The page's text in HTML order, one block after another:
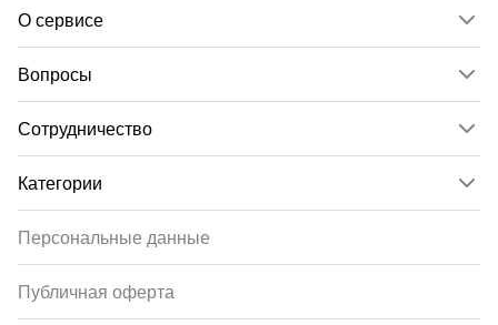
О сервисе
Вопросы
Сотрудничество
Категории
Персональные данные
Публичная оферта